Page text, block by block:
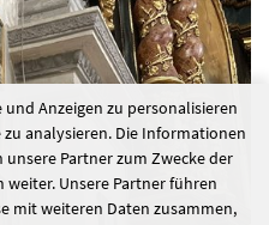
Anzeigen zu personalisieren
analysieren. Die Informationen
Partner zum Zwecke der
Unsere Partner führen
mit weiteren Daten zusammen,